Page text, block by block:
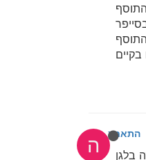
בקיים
ההתאחדות
בלגן